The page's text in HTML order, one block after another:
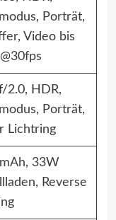
Porträt,
Video bis
2.0, HDR,
Porträt,
Lichtring
33W
Reverse